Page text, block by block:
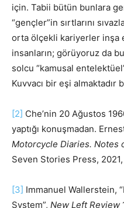
için. Tabii bütün bunlara
“gençler”in sırtlarını
orta ölçekli kariyerler inşa
insanların; görüyoruz da
solcu “kamusal
Kuvvacı bir eşi almaktadır
[2] Che’nin 20 Ağustos
yaptığı konuşmadan.
Motorcycle Diaries. Notes
Seven Stories Press, 2021,
[3] Immanuel Wallerstein,
System”, New Left Review